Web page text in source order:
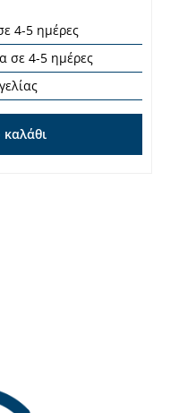
4-5 ημέρες
σε 4-5 ημέρες